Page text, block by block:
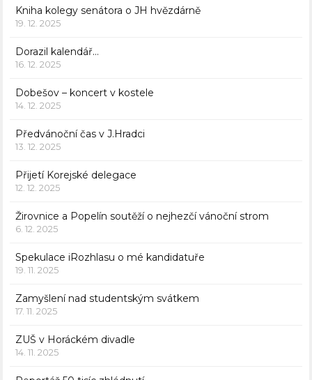
Kniha kolegy senátora o JH hvězdárně
19. 12. 2025
Dorazil kalendář…
16. 12. 2025
Dobešov – koncert v kostele
14. 12. 2025
Předvánoční čas v J.Hradci
13. 12. 2025
Přijetí Korejské delegace
12. 12. 2025
Žirovnice a Popelín soutěží o nejhezčí vánoční strom
6. 12. 2025
Spekulace iRozhlasu o mé kandidatuře
19. 11. 2025
Zamyšlení nad studentským svátkem
17. 11. 2025
ZUŠ v Horáckém divadle
14. 11. 2025